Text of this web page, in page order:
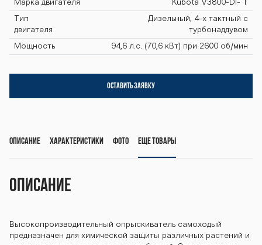
ОС-2500М Бар
с ОС-2500М Ба
рс ОС-2500М Б
арс ОС-2500М
Барс ОС-2500
Марка двигателя Kubota V3800-DI- T
Тип
двигателя
Дизельный, 4-х тактный с
турбонаддувом
Мощность 94,6 л.с. (70,6 кВт) при 2600 об/мин
ОСТАВИТЬ ЗАЯВКУ
Описание Характеристики Фото Еще товары
Описание
Высокопроизводительный опрыскиватель самоходый
предназначен для химической защиты различных растений и